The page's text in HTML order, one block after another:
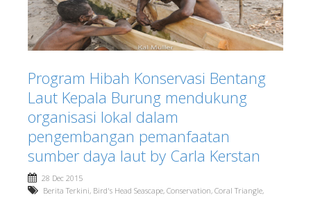
Program Hibah Konservasi Bentang
Laut Kepala Burung mendukung
organisasi lokal dalam
pengembangan pemanfaatan
sumber daya laut by Carla Kerstan
28 Dec 2015
Berita Terkini, Bird's Head Seascape, Conservation, Coral Triangle,